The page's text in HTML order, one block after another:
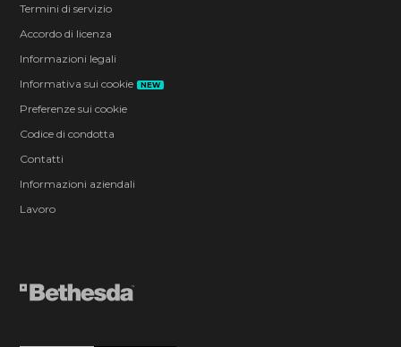
Termini di servizio
Accordo di licenza
Informazioni legali
Informativa sui cookie
NEW
Preferenze sui cookie
Codice di condotta
Contatti
Informazioni aziendali
Lavoro